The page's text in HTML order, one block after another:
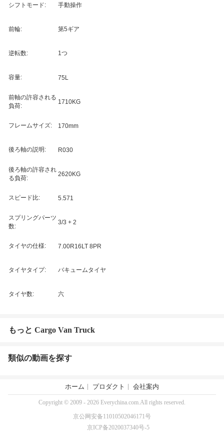
シフトモード: 手動操作
前輪: 第5ギア
逆転数: 1つ
容量: 75L
前軸の許容される
負荷:
1710KG
フレームサイズ: 170mm
後ろ軸の説明: R030
後ろ軸の許容され
る負荷:
2620KG
スピード比: 5.571
スプリングパーツ
数:
3/3 + 2
タイヤの仕様: 7.00R16LT 8PR
タイヤタイプ: バキュームタイヤ
タイヤ数: 六
もっと Cargo Van Truck
類似の動画を探す
ホーム プロダクト 会社案内
Copyright © 2009 - 2026 Everychina.com.All rights reserved.
京公网安备11010502046171号
京ICP备2020037340号-5